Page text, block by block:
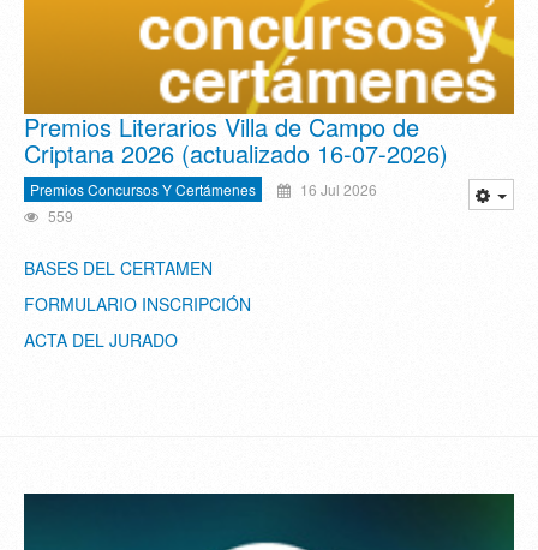
Premios Literarios Villa de Campo de
Criptana 2026 (actualizado 16-07-2026)
Premios Concursos Y Certámenes
16 Jul 2026
559
BASES DEL CERTAMEN
FORMULARIO INSCRIPCIÓN
ACTA DEL JURADO